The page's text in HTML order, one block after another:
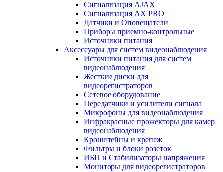
Сигнализация AJAX
Сигнализация AX PRO
Датчики и Оповещатели
Приборы приемно-контрольные
Источники питания
Аксессуары для систем видеонаблюдения
Источники питания для систем
видеонаблюдения
Жесткие диски для
видеорегистраторов
Сетевое оборудование
Передатчики и усилители сигнала
Микрофоны для видеонаблюдения
Инфракрасные прожекторы для камер
видеонаблюдения
Кронштейны и крепеж
Фильтры и блоки розеток
ИБП и Стабилизаторы напряжения
Мониторы для видеорегистраторов